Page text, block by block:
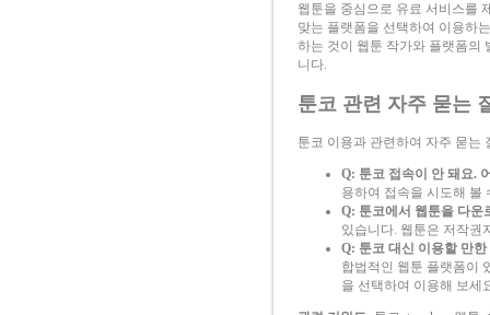
웹툰을 중심으로 유료 서비스를
맞는 플랫폼을 선택하여 이용하
하는 것이 웹툰 작가와 플랫폼의
니다.
툰코 관련 자주 묻는
툰코 이용과 관련하여 자주 묻는
Q: 툰코 접속이 안 돼요.
용하여 접속을 시도해 볼
Q: 툰코에서 웹툰을 다운
있습니다. 웹툰은 저작권
Q: 툰코 대신 이용할 만
합법적인 웹툰 플랫폼이
을 선택하여 이용해 보세